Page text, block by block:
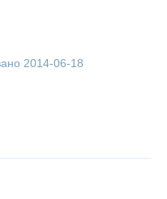
2014-06-18